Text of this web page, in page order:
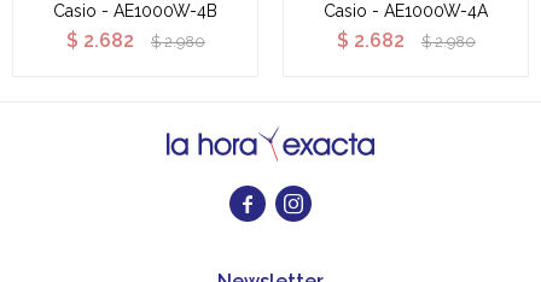
Casio - AE1000W-4B
$ 2.682 $ 2.980
Casio - AE1000W-4A
$ 2.682 $ 2.980
 